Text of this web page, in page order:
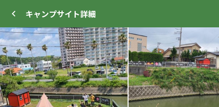
キャンプサイト詳細